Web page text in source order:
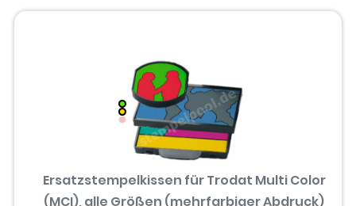
Ersatzstempelkissen für Trodat Multi Color
(MCI), alle Größen (mehrfarbiger Abdruck)